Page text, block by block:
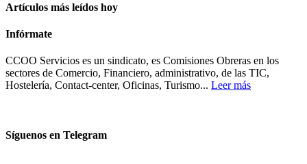
Artículos más leídos hoy
Infórmate
CCOO Servicios es un sindicato, es Comisiones Obreras en los
sectores de Comercio, Financiero, administrativo, de las TIC,
Hostelería, Contact-center, Oficinas, Turismo... Leer más
Síguenos en Telegram